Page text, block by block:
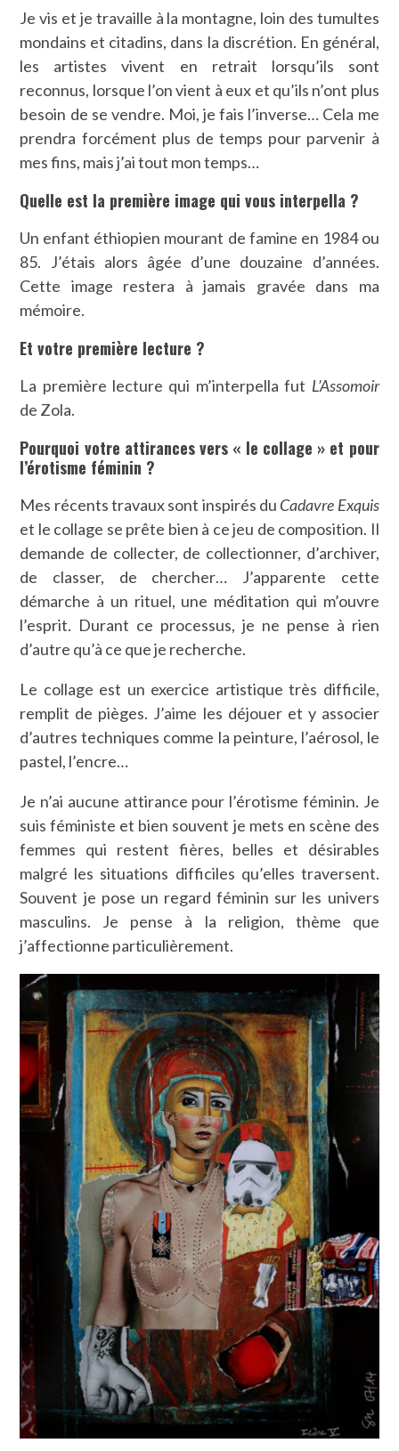
Je vis et je travaille à la montagne, loin des tumultes
mondains et citadins, dans la discrétion. En général,
les artistes vivent en retrait lorsqu’ils sont
reconnus, lorsque l’on vient à eux et qu’ils n’ont plus
besoin de se vendre. Moi, je fais l’inverse… Cela me
prendra forcément plus de temps pour parvenir à
mes fins, mais j’ai tout mon temps…
Quelle est la première image qui vous interpella ?
Un enfant éthiopien mourant de famine en 1984 ou
85. J’étais alors âgée d’une douzaine d’années.
Cette image restera à jamais gravée dans ma
mémoire.
Et votre première lecture ?
La première lecture qui m’interpella fut L’Assomoir
de Zola.
Pourquoi votre attirances vers « le collage » et pour
l’érotisme féminin ?
Mes récents travaux sont inspirés du Cadavre Exquis
et le collage se prête bien à ce jeu de composition. Il
demande de collecter, de collectionner, d’archiver,
de classer, de chercher… J’apparente cette
démarche à un rituel, une méditation qui m’ouvre
l’esprit. Durant ce processus, je ne pense à rien
d’autre qu’à ce que je recherche.
Le collage est un exercice artistique très difficile,
remplit de pièges. J’aime les déjouer et y associer
d’autres techniques comme la peinture, l’aérosol, le
pastel, l’encre…
Je n’ai aucune attirance pour l’érotisme féminin. Je
suis féministe et bien souvent je mets en scène des
femmes qui restent fières, belles et désirables
malgré les situations difficiles qu’elles traversent.
Souvent je pose un regard féminin sur les univers
masculins. Je pense à la religion, thème que
j’affectionne particulièrement.